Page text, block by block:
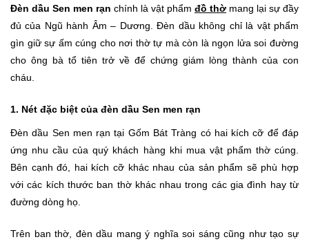
Đèn dầu Sen men rạn chính là vật phẩm đồ thờ mang lại sự đầy
đủ của Ngũ hành Âm – Dương. Đèn dầu không chỉ là vật phẩm
gìn giữ sự ấm cúng cho nơi thờ tự mà còn là ngọn lửa soi đường
cho ông bà tổ tiên trở về để chứng giám lòng thành của con
cháu.
1. Nét đặc biệt của đèn dầu Sen men rạn
Đèn dầu Sen men rạn tại Gốm Bát Tràng có hai kích cỡ để đáp
ứng nhu cầu của quý khách hàng khi mua vật phẩm thờ cúng.
Bên cạnh đó, hai kích cỡ khác nhau của sản phẩm sẽ phù hợp
với các kích thước ban thờ khác nhau trong các gia đình hay từ
đường dòng họ.
Trên ban thờ, đèn dầu mang ý nghĩa soi sáng cũng như tạo sự